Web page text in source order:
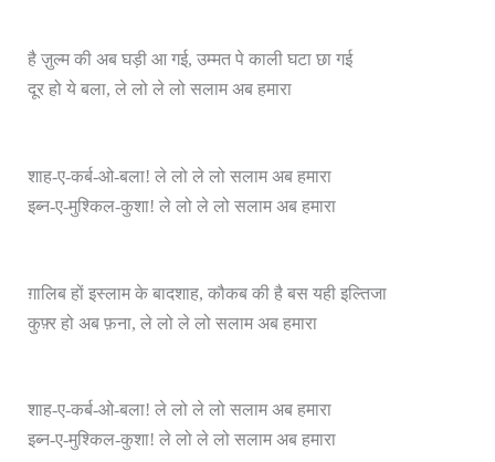
है ज़ुल्म की अब घड़ी आ गई, उम्मत पे काली घटा छा गई
दूर हो ये बला, ले लो ले लो सलाम अब हमारा
शाह-ए-कर्ब-ओ-बला! ले लो ले लो सलाम अब हमारा
इब्न-ए-मुश्किल-कुशा! ले लो ले लो सलाम अब हमारा
ग़ालिब हों इस्लाम के बादशाह, कौकब की है बस यही इल्तिजा
कुफ़्र हो अब फ़ना, ले लो ले लो सलाम अब हमारा
शाह-ए-कर्ब-ओ-बला! ले लो ले लो सलाम अब हमारा
इब्न-ए-मुश्किल-कुशा! ले लो ले लो सलाम अब हमारा